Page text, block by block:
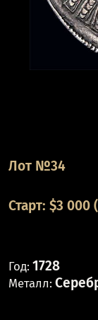
Лот №34
Старт: $3 000
Год: 1728
Металл: